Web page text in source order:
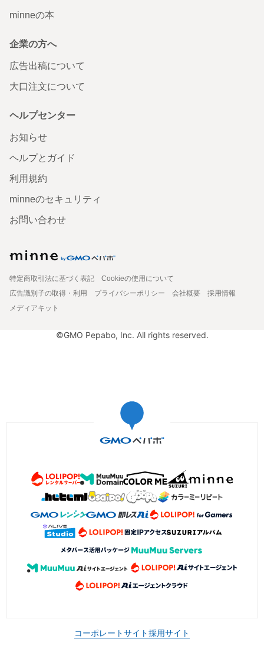
minneの本
企業の方へ
広告出稿について
大口注文について
ヘルプセンター
お知らせ
ヘルプとガイド
利用規約
minneのセキュリティ
お問い合わせ
特定商取引法に基づく表記
Cookieの使用について
広告識別子の取得・利用
プライバシーポリシー 会社概要
採用情報
メディアキット
©GMO Pepabo, Inc. All rights reserved.
コーポレートサイト採用サイト